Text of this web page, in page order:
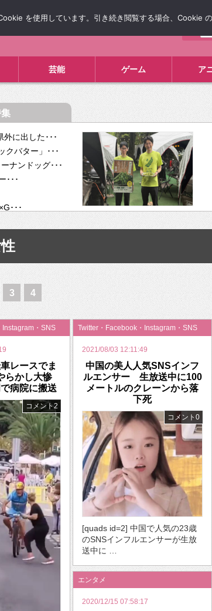
芸能 ゲーム ア
外に出した･･･
クバター」･･･
ナンドッグ･･･
･･･
･･･
今話し･･･
」 TE･･･
3 4
Instagram・SNS
レースでま
らかし大惨
病院に搬送
コメント2
Twitter・Facebook・Instagram・SNS
2021/08/03 12:11:49
中国の美人人気SNSインフ
ルエンサー 生放送中に100
メートルのクレーンから落
下死
コメント0
[quads id=2] 中国で人気の23歳
のSNSインフルエンサーが生放
送中に …
エンタメ
2020/12/15 07:58:17
を使用しています。引き続き閲覧する場合、Cookie